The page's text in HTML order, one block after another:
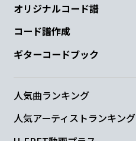
オリジナルコード譜
コード譜作成
ギターコードブック
人気曲ランキング
人気アーティストランキング